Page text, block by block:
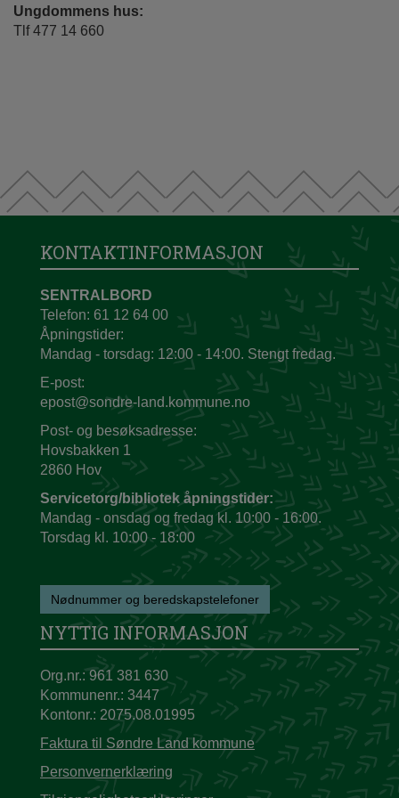
Ungdommens hus:
Tlf 477 14 660
KONTAKTINFORMASJON
SENTRALBORD
Telefon: 61 12 64 00
Åpningstider:
Mandag - torsdag: 12:00 - 14:00. Stengt fredag.
E-post:
epost@sondre-land.kommune.no
Post- og besøksadresse:
Hovsbakken 1
2860 Hov
Servicetorg/bibliotek åpningstider:
Mandag - onsdag og fredag kl. 10:00 - 16:00.
Torsdag kl. 10:00 - 18:00
Nødnummer og beredskapstelefoner
NYTTIG INFORMASJON
Org.nr.: 961 381 630
Kommunenr.: 3447
Kontonr.: 2075.08.01995
Faktura til Søndre Land kommune
Personvernerklæring